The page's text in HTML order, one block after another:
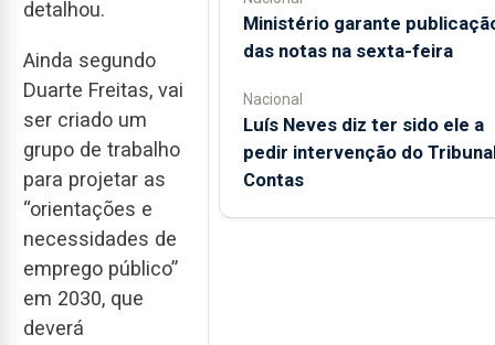
detalhou.
Ainda segundo
Duarte Freitas, vai
ser criado um
grupo de trabalho
para projetar as
“orientações e
necessidades de
emprego público”
em 2030, que
deverá
Ministério garante
das notas na sexta-feira
Nacional
Luís Neves diz ter sido ele a
pedir intervenção do
Contas